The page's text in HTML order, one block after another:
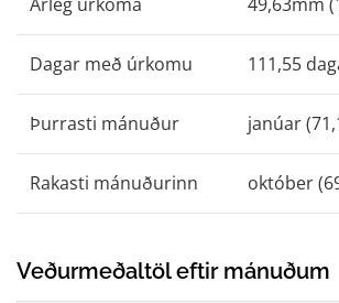
Dagar með úrkomu 111,55
Þurrasti mánuður janúar
Rakasti mánuðurinn október
Veðurmeðaltöl eftir mánuðum